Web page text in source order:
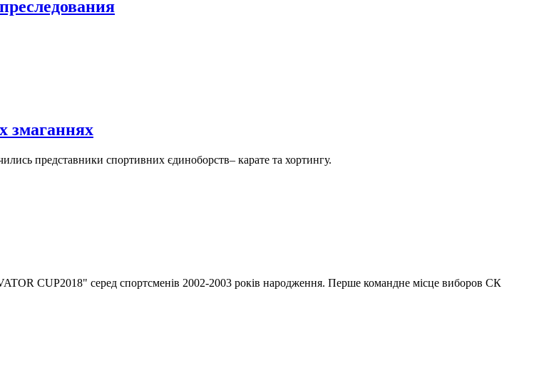
змаганнях
представники спортивних єдиноборств– карате та хортингу.
CUP2018" серед спортсменів 2002-2003 років народження. Перше командне місце виборов СК